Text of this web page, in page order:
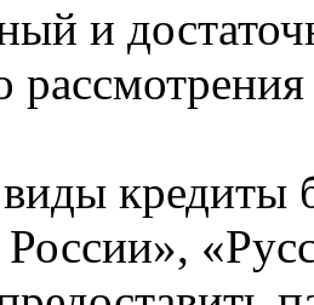
и
кредиты